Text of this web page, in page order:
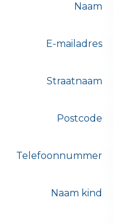
Naam
E-mailadres
Straatnaam
Postcode
Telefoonnummer
Naam kind